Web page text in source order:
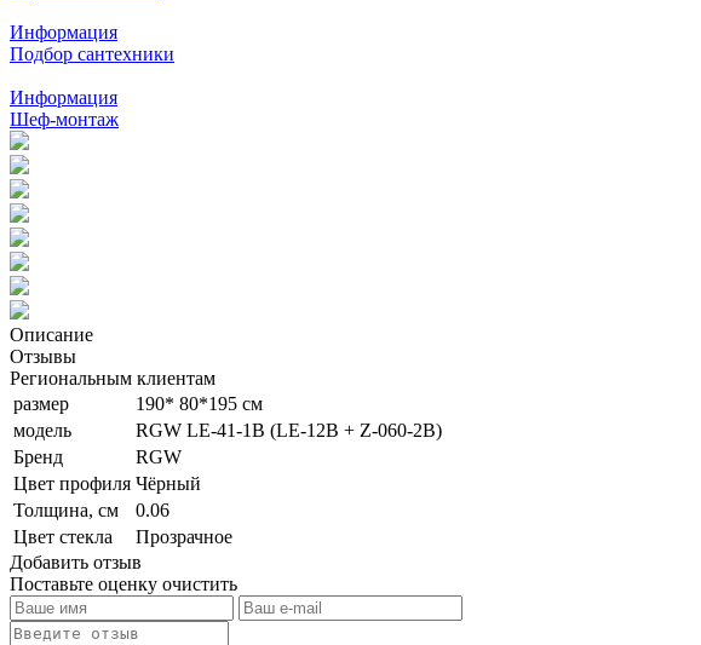
Информация
Подбор сантехники
Информация
Шеф-монтаж
Описание
Отзывы
Региональным клиентам
размер
190* 80*195 см
модель
RGW LE-41-1B (LE-12B + Z-060-2B)
Бренд
RGW
Цвет профиля Чёрный
Толщина, см
0.06
Цвет стекла
Прозрачное
Добавить отзыв
Поставьте оценку очистить